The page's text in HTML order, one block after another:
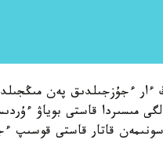
ءار ءجۇزجىلدىق پەن
مىسىردا قاستى بوياۋ
سونىمەن قاتار قاستى قوسىپ